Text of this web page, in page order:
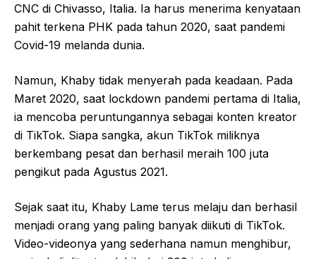
CNC di Chivasso, Italia. Ia harus menerima kenyataan
pahit terkena PHK pada tahun 2020, saat pandemi
Covid-19 melanda dunia.
Namun, Khaby tidak menyerah pada keadaan. Pada
Maret 2020, saat lockdown pandemi pertama di Italia,
ia mencoba peruntungannya sebagai konten kreator
di TikTok. Siapa sangka, akun TikTok miliknya
berkembang pesat dan berhasil meraih 100 juta
pengikut pada Agustus 2021.
Sejak saat itu, Khaby Lame terus melaju dan berhasil
menjadi orang yang paling banyak diikuti di TikTok.
Video-videonya yang sederhana namun menghibur,